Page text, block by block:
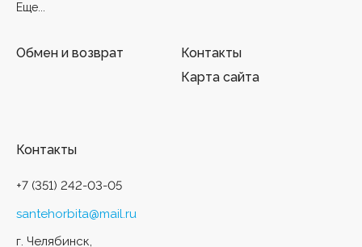
Еще...
Обмен и возврат
Контакты
Карта сайта
Контакты
+7 (351) 242-03-05
santehorbita@mail.ru
г. Челябинск,